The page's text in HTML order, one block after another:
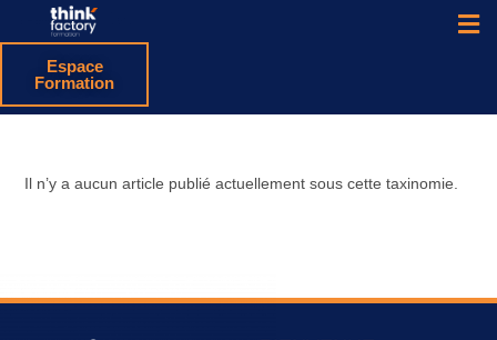
Espace
Formation
Il n’y a aucun article publié actuellement sous cette taxinomie.